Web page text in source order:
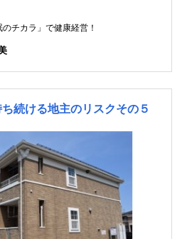
のチカラ」で健康経営！
続ける地主のリスクその５